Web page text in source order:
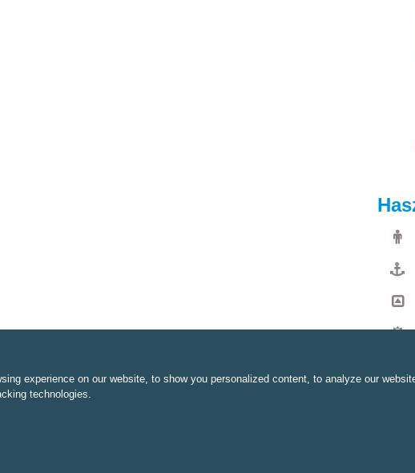
experience on our website, to show you personalized content, to analyze our
technologies.